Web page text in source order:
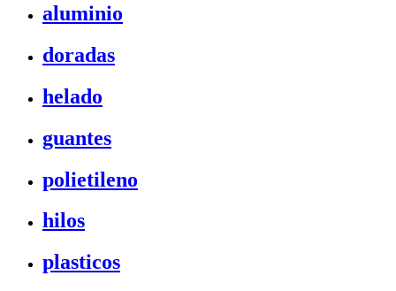
aluminio
doradas
helado
guantes
polietileno
hilos
plasticos